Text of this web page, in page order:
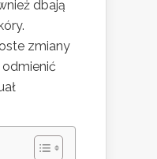
dbają
zmiany